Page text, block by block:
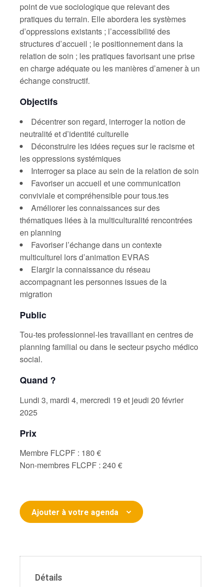
point de vue sociologique que relevant des
pratiques du terrain. Elle abordera les systèmes
d’oppressions existants ; l’accessibilité des
structures d’accueil ; le positionnement dans la
relation de soin ; les pratiques favorisant une prise
en charge adéquate ou les manières d’amener à un
échange constructif.
Objectifs
Décentrer son regard, interroger la notion de
neutralité et d’identité culturelle
Déconstruire les idées reçues sur le racisme et
les oppressions systémiques
Interroger sa place au sein de la relation de soin
Favoriser un accueil et une communication
conviviale et compréhensible pour tous.tes
Améliorer les connaissances sur des
thématiques liées à la multiculturalité rencontrées
en planning
Favoriser l’échange dans un contexte
multiculturel lors d’animation EVRAS
Elargir la connaissance du réseau
accompagnant les personnes issues de la
migration
Public
Tou-tes professionnel-les travaillant en centres de
planning familial ou dans le secteur psycho médico
social.
Quand ?
Lundi 3, mardi 4, mercredi 19 et jeudi 20 février
2025
Prix
Membre FLCPF : 180 €
Non-membres FLCPF : 240 €
Ajouter à votre agenda
Détails